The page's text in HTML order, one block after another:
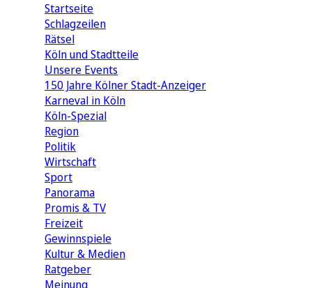
Startseite
Schlagzeilen
Rätsel
Köln und Stadtteile
Unsere Events
150 Jahre Kölner Stadt-Anzeiger
Karneval in Köln
Köln-Spezial
Region
Politik
Wirtschaft
Sport
Panorama
Promis & TV
Freizeit
Gewinnspiele
Kultur & Medien
Ratgeber
Meinung